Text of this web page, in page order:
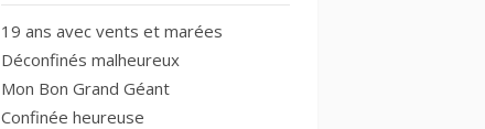
19 ans avec vents et marées
Déconfinés malheureux
Mon Bon Grand Géant
Confinée heureuse